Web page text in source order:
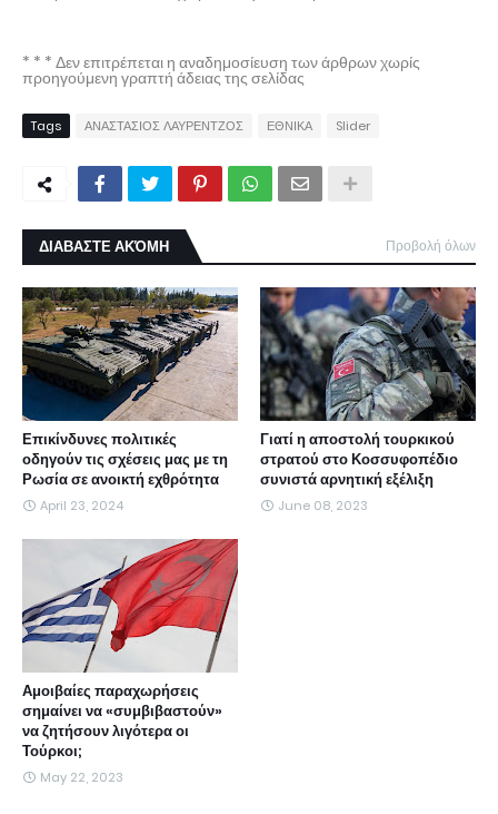
* * * Δεν επιτρέπεται η αναδημοσίευση των άρθρων χωρίς
προηγούμενη γραπτή άδειας της σελίδας
Tags ΑΝΑΣΤΑΣΙΟΣ ΛΑΥΡΕΝΤΖΟΣ ΕΘΝΙΚΑ Slider
ΔΙΑΒΑΣΤΕ ΑΚΌΜΗ Προβολή όλων
Επικίνδυνες πολιτικές
οδηγούν τις σχέσεις μας με τη
Ρωσία σε ανοικτή εχθρότητα
April 23, 2024
Γιατί η αποστολή τουρκικού
στρατού στο Κοσσυφοπέδιο
συνιστά αρνητική εξέλιξη
June 08, 2023
Αμοιβαίες παραχωρήσεις
σημαίνει να «συμβιβαστούν»
να ζητήσουν λιγότερα οι
Τούρκοι;
May 22, 2023